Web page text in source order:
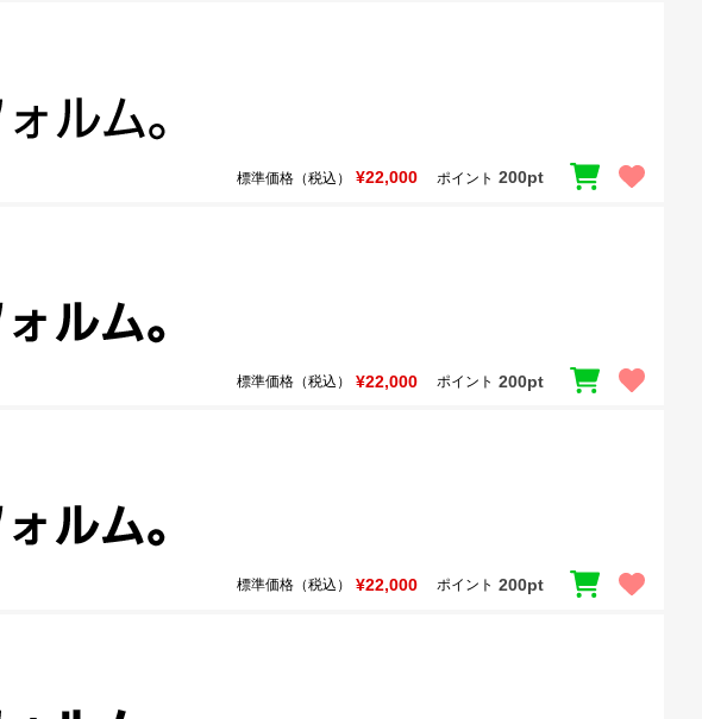
標準価格（税込） ¥22,000 ポイント 200pt
標準価格（税込） ¥22,000 ポイント 200pt
標準価格（税込） ¥22,000 ポイント 200pt